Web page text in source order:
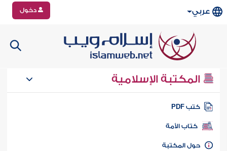
عربي دخول
المكتبة الإسلامية
كتب PDF
كتاب الأمة